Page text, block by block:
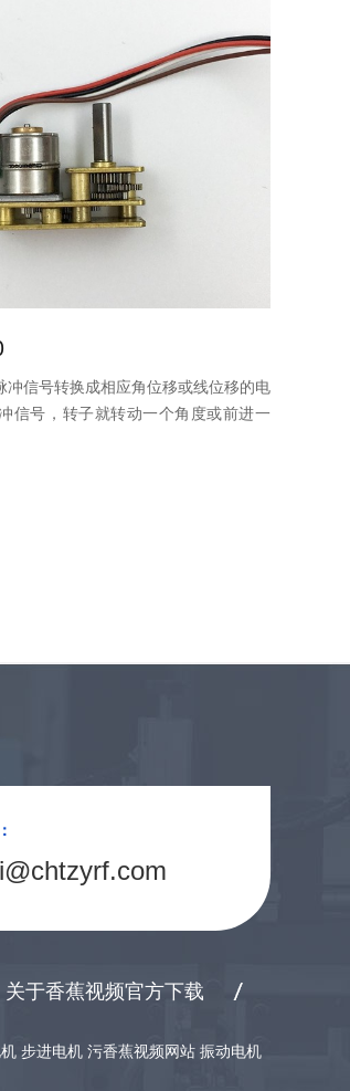
冲信号转换成相应角位移或线位移的电
冲信号，转子就转动一个角度或前进一
关于香蕉视频官方下载
机 步进电机 污香蕉视频网站 振动电机